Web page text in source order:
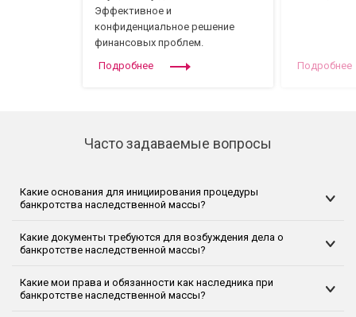
Эффективное и
конфиденциальное решение
финансовых проблем.
Подробнее
Подробнее
Часто задаваемые вопросы
Какие основания для инициирования процедуры
банкротства наследственной массы?
Какие документы требуются для возбуждения дела о
банкротстве наследственной массы?
Какие мои права и обязанности как наследника при
банкротстве наследственной массы?